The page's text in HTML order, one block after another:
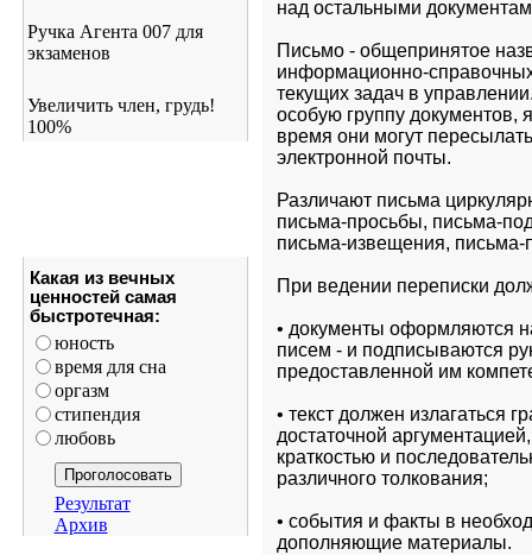
Ручка Агента 007 для
экзаменов
Увеличить член, грудь!
100%
Какая из вечных
ценностей самая
быстротечная:
юность
время для сна
оргазм
стипендия
любовь
Результат
Архив
над остальными
Письмо - общепринятое
информационно-
текущих задач в
особую группу документов,
время они могут
электронной почты.
Различают письма
письма-просьбы, письма-
письма-извещения, письма-
При ведении переписки
• документы оформляются
писем - и подписываются
предоставленной им
• текст должен излагаться
достаточной
краткостью и
различного толкования;
• события и факты в
дополняющие материалы.